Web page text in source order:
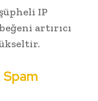
IP
artırıcı